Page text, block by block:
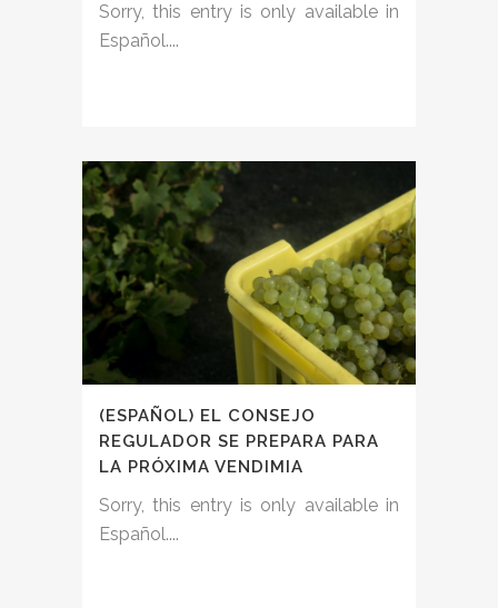
Sorry, this entry is only available in
Español....
(ESPAÑOL) EL CONSEJO
REGULADOR SE PREPARA PARA
LA PRÓXIMA VENDIMIA
Sorry, this entry is only available in
Español....